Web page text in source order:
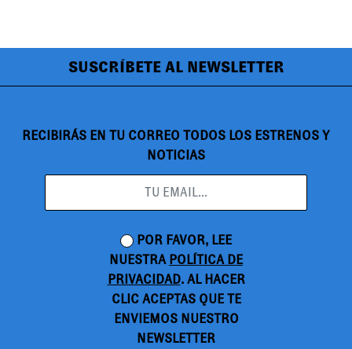
SUSCRÍBETE AL NEWSLETTER
RECIBIRÁS EN TU CORREO TODOS LOS ESTRENOS Y
NOTICIAS
POR FAVOR, LEE
NUESTRA POLÍTICA DE
PRIVACIDAD. AL HACER
CLIC ACEPTAS QUE TE
ENVIEMOS NUESTRO
NEWSLETTER